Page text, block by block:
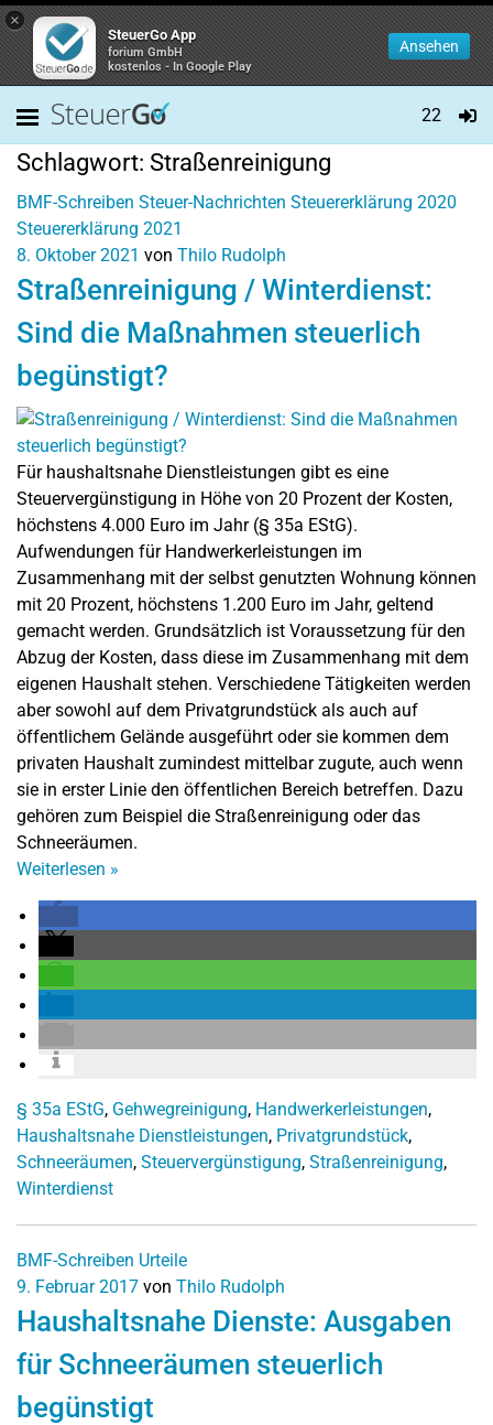
×
SteuerGo App
forium GmbH
kostenlos - In Google Play
Ansehen
22
Schlagwort: Straßenreinigung
BMF-Schreiben Steuer-Nachrichten Steuererklärung 2020
Steuererklärung 2021
8. Oktober 2021 von Thilo Rudolph
Straßenreinigung / Winterdienst:
Sind die Maßnahmen steuerlich
begünstigt?
Für haushaltsnahe Dienstleistungen gibt es eine
Steuervergünstigung in Höhe von 20 Prozent der Kosten,
höchstens 4.000 Euro im Jahr (§ 35a EStG).
Aufwendungen für Handwerkerleistungen im
Zusammenhang mit der selbst genutzten Wohnung können
mit 20 Prozent, höchstens 1.200 Euro im Jahr, geltend
gemacht werden. Grundsätzlich ist Voraussetzung für den
Abzug der Kosten, dass diese im Zusammenhang mit dem
eigenen Haushalt stehen. Verschiedene Tätigkeiten werden
aber sowohl auf dem Privatgrundstück als auch auf
öffentlichem Gelände ausgeführt oder sie kommen dem
privaten Haushalt zumindest mittelbar zugute, auch wenn
sie in erster Linie den öffentlichen Bereich betreffen. Dazu
gehören zum Beispiel die Straßenreinigung oder das
Schneeräumen.
Weiterlesen »
§ 35a EStG, Gehwegreinigung, Handwerkerleistungen,
Haushaltsnahe Dienstleistungen, Privatgrundstück,
Schneeräumen, Steuervergünstigung, Straßenreinigung,
Winterdienst
BMF-Schreiben Urteile
9. Februar 2017 von Thilo Rudolph
Haushaltsnahe Dienste: Ausgaben
für Schneeräumen steuerlich
begünstigt